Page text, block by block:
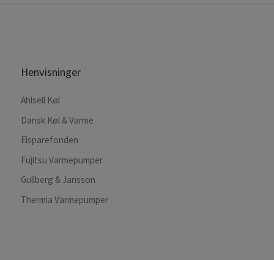
Henvisninger
Ahlsell Køl
Dansk Køl & Varme
Elsparefonden
Fujitsu Varmepumper
Gullberg & Jansson
Thermia Varmepumper